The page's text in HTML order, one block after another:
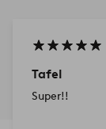
Tafel
Super!!